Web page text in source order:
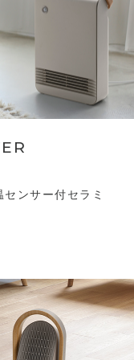
ンサー付セラミ